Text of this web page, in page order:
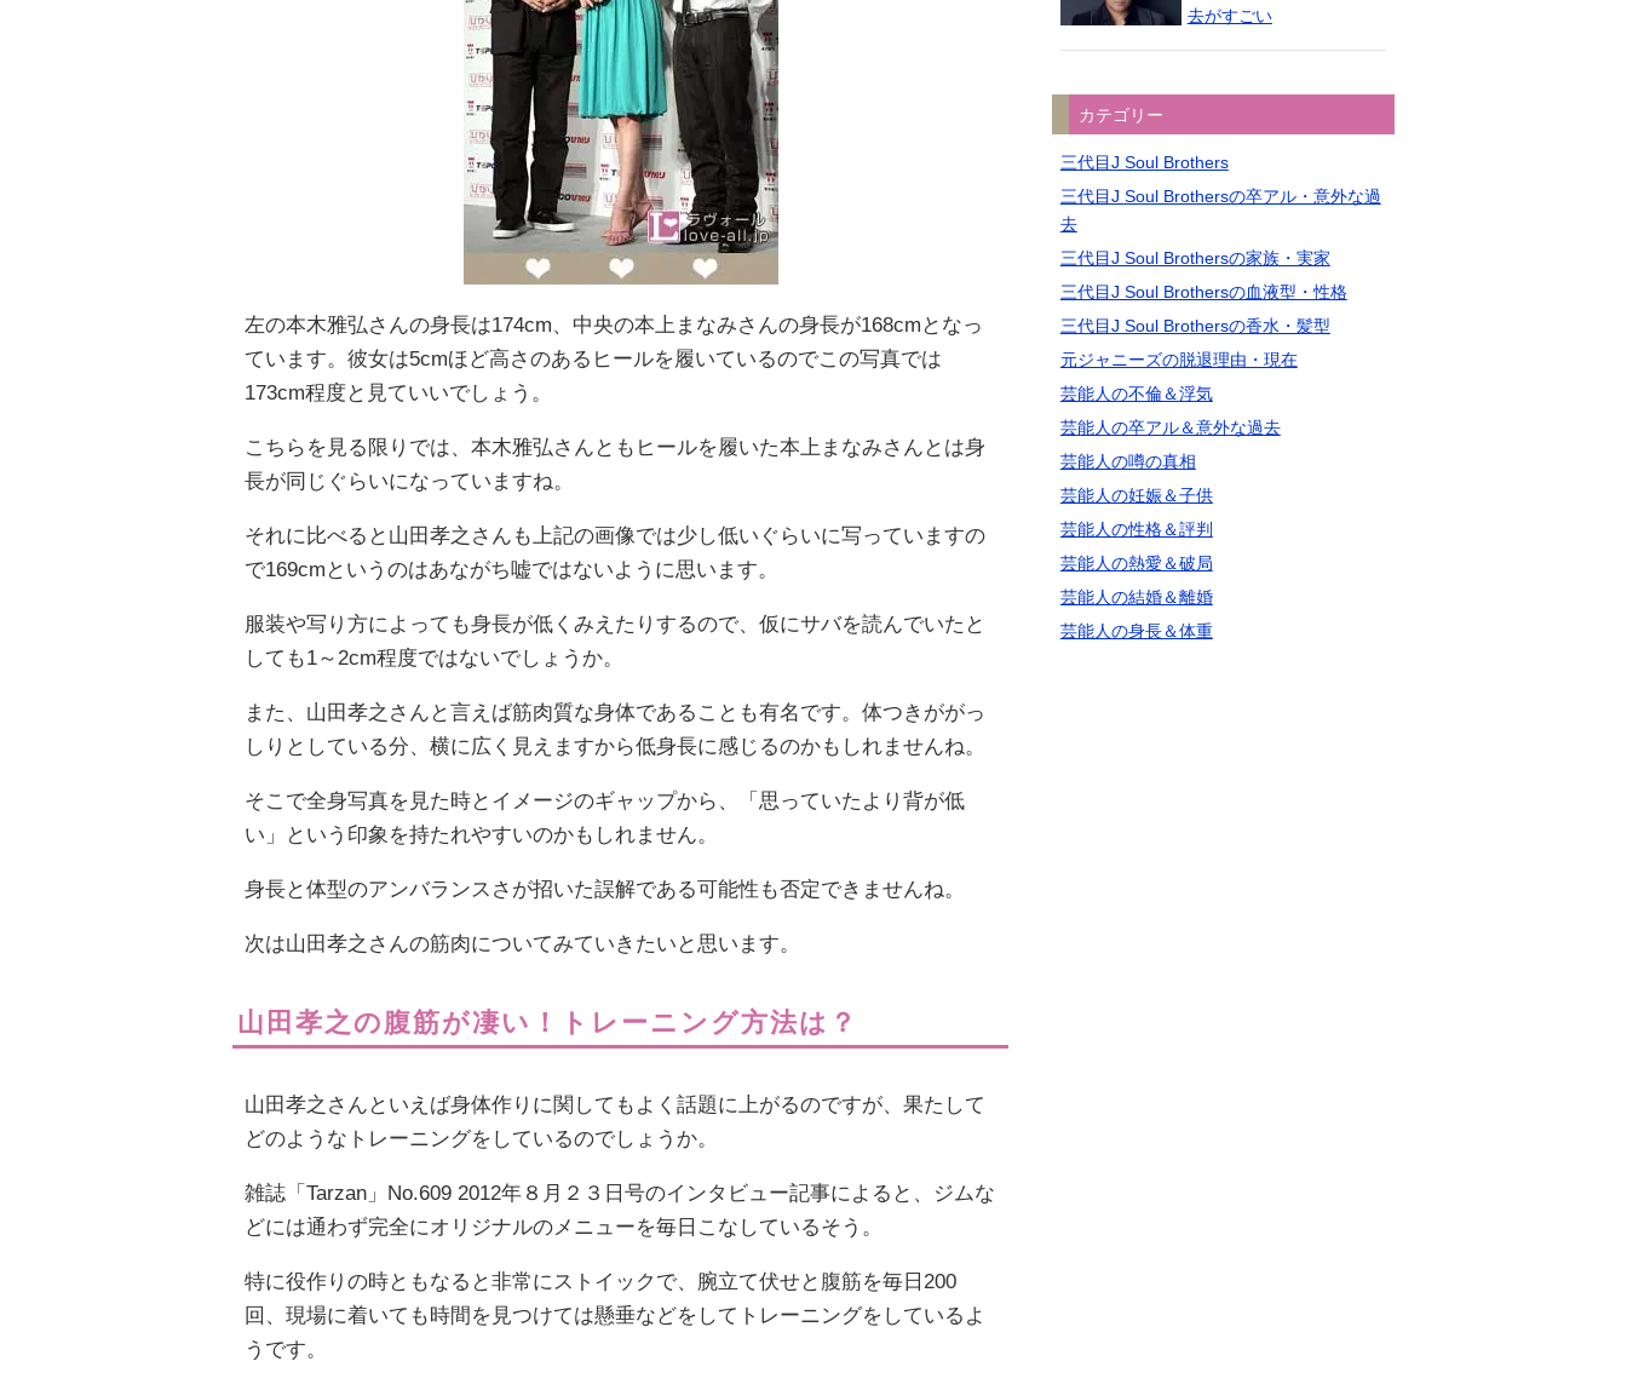
左の本木雅弘さんの身長は174cm、中央の本上まなみさんの身長が168cmとなっ
ています。彼女は5cmほど高さのあるヒールを履いているのでこの写真では
173cm程度と見ていいでしょう。
こちらを見る限りでは、本木雅弘さんともヒールを履いた本上まなみさんとは身
長が同じぐらいになっていますね。
それに比べると山田孝之さんも上記の画像では少し低いぐらいに写っていますの
で169cmというのはあながち嘘ではないように思います。
服装や写り方によっても身長が低くみえたりするので、仮にサバを読んでいたと
しても1～2cm程度ではないでしょうか。
また、山田孝之さんと言えば筋肉質な身体であることも有名です。体つきががっ
しりとしている分、横に広く見えますから低身長に感じるのかもしれませんね。
そこで全身写真を見た時とイメージのギャップから、「思っていたより背が低
い」という印象を持たれやすいのかもしれません。
身長と体型のアンバランスさが招いた誤解である可能性も否定できませんね。
次は山田孝之さんの筋肉についてみていきたいと思います。
山田孝之の腹筋が凄い！トレーニング方法は？
山田孝之さんといえば身体作りに関してもよく話題に上がるのですが、果たして
どのようなトレーニングをしているのでしょうか。
雑誌「Tarzan」No.609 2012年８月２３日号のインタビュー記事によると、ジムな
どには通わず完全にオリジナルのメニューを毎日こなしているそう。
特に役作りの時ともなると非常にストイックで、腕立て伏せと腹筋を毎日200
回、現場に着いても時間を見つけては懸垂などをしてトレーニングをしているよ
うです。
去がすごい
カテゴリー
三代目J Soul Brothers
三代目J Soul Brothersの卒アル・意外な過
去
三代目J Soul Brothersの家族・実家
三代目J Soul Brothersの血液型・性格
三代目J Soul Brothersの香水・髪型
元ジャニーズの脱退理由・現在
芸能人の不倫＆浮気
芸能人の卒アル＆意外な過去
芸能人の噂の真相
芸能人の妊娠＆子供
芸能人の性格＆評判
芸能人の熱愛＆破局
芸能人の結婚＆離婚
芸能人の身長＆体重